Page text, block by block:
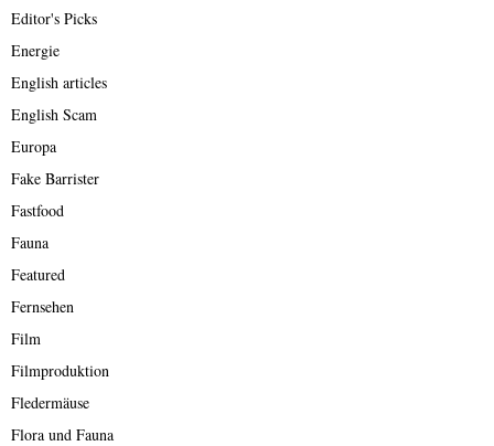
Editor's Picks
Energie
English articles
English Scam
Europa
Fake Barrister
Fastfood
Fauna
Featured
Fernsehen
Film
Filmproduktion
Fledermäuse
Flora und Fauna